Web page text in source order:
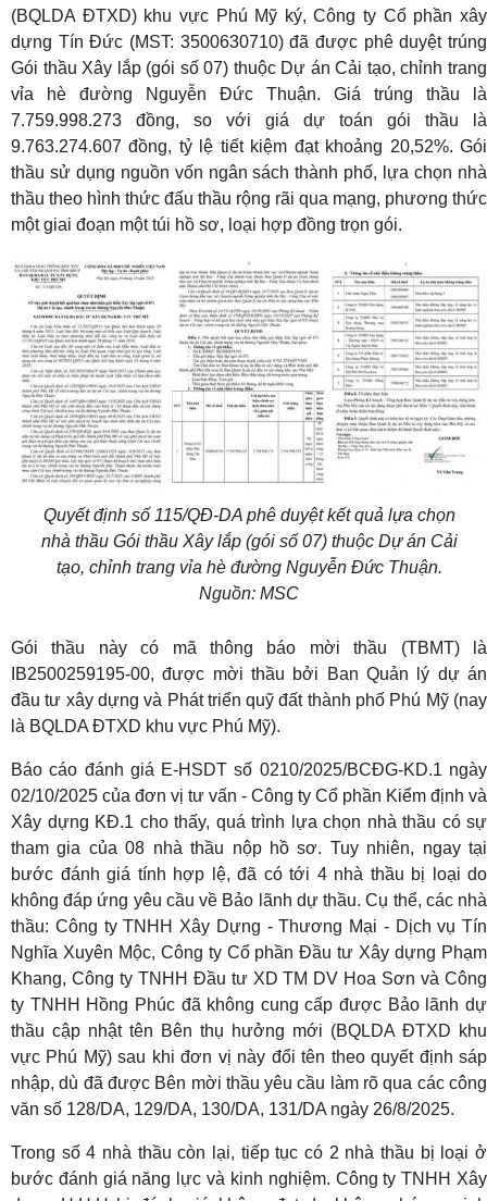
(BQLDA ĐTXD) khu vực Phú Mỹ ký, Công ty Cổ phần xây
dựng Tín Đức (MST: 3500630710) đã được phê duyệt trúng
Gói thầu Xây lắp (gói số 07) thuộc Dự án Cải tạo, chỉnh trang
vỉa hè đường Nguyễn Đức Thuận. Giá trúng thầu là
7.759.998.273 đồng, so với giá dự toán gói thầu là
9.763.274.607 đồng, tỷ lệ tiết kiệm đạt khoảng 20,52%. Gói
thầu sử dụng nguồn vốn ngân sách thành phố, lựa chọn nhà
thầu theo hình thức đấu thầu rộng rãi qua mạng, phương thức
một giai đoạn một túi hồ sơ, loại hợp đồng trọn gói.
Quyết định số 115/QĐ-DA phê duyệt kết quả lựa chọn
nhà thầu Gói thầu Xây lắp (gói số 07) thuộc Dự án Cải
tạo, chỉnh trang vỉa hè đường Nguyễn Đức Thuận.
Nguồn: MSC
Gói thầu này có mã thông báo mời thầu (TBMT) là
IB2500259195-00, được mời thầu bởi Ban Quản lý dự án
đầu tư xây dựng và Phát triển quỹ đất thành phố Phú Mỹ (nay
là BQLDA ĐTXD khu vực Phú Mỹ).
Báo cáo đánh giá E-HSDT số 0210/2025/BCĐG-KD.1 ngày
02/10/2025 của đơn vị tư vấn - Công ty Cổ phần Kiểm định và
Xây dựng KĐ.1 cho thấy, quá trình lựa chọn nhà thầu có sự
tham gia của 08 nhà thầu nộp hồ sơ. Tuy nhiên, ngay tại
bước đánh giá tính hợp lệ, đã có tới 4 nhà thầu bị loại do
không đáp ứng yêu cầu về Bảo lãnh dự thầu. Cụ thể, các nhà
thầu: Công ty TNHH Xây Dựng - Thương Mại - Dịch vụ Tín
Nghĩa Xuyên Mộc, Công ty Cổ phần Đầu tư Xây dựng Phạm
Khang, Công ty TNHH Đầu tư XD TM DV Hoa Sơn và Công
ty TNHH Hồng Phúc đã không cung cấp được Bảo lãnh dự
thầu cập nhật tên Bên thụ hưởng mới (BQLDA ĐTXD khu
vực Phú Mỹ) sau khi đơn vị này đổi tên theo quyết định sáp
nhập, dù đã được Bên mời thầu yêu cầu làm rõ qua các công
văn số 128/DA, 129/DA, 130/DA, 131/DA ngày 26/8/2025.
Trong số 4 nhà thầu còn lại, tiếp tục có 2 nhà thầu bị loại ở
bước đánh giá năng lực và kinh nghiệm. Công ty TNHH Xây